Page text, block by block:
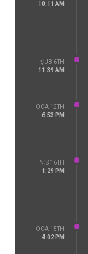
10:11 AM
ŞUB 6TH
11:39 AM
OCA 12TH
6:53 PM
NIS 16TH
1:29 PM
OCA 15TH
4:02 PM